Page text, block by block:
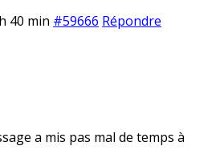
40 min #59666 Répondre
a mis pas mal de temps à